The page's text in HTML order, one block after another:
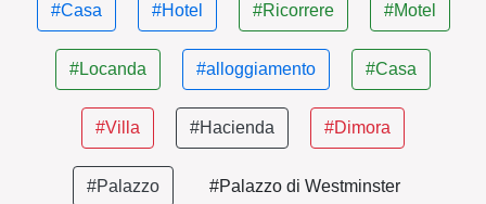
#Casa #Hotel #Ricorrere #Motel
#Locanda #alloggiamento #Casa
#Villa #Hacienda #Dimora
#Palazzo #Palazzo di Westminster